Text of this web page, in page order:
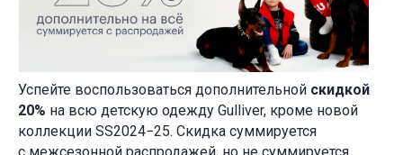
Успейте воспользоваться дополнительной скидкой
20% на всю детскую одежду Gulliver, кроме новой
коллекции SS2024−25. Скидка суммируется